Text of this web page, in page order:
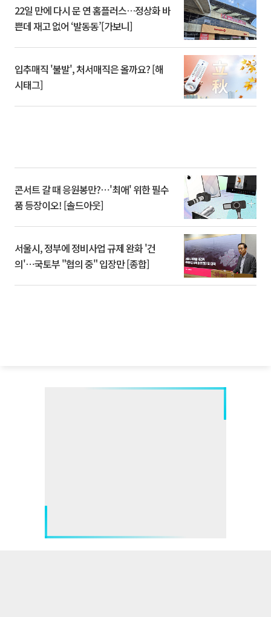
22일 만에 다시 문 연 홈플러스…정상화 바
쁜데 재고 없어 ‘발동동’[가보니]
입추매직 '불발', 처서매직은 올까요? [해
시태그]
콘서트 갈 때 응원봉만?⋯'최애' 위한 필수
품 등장이오! [솔드아웃]
서울시, 정부에 정비사업 규제 완화 '건
의'⋯국토부 "협의 중" 입장만 [종합]